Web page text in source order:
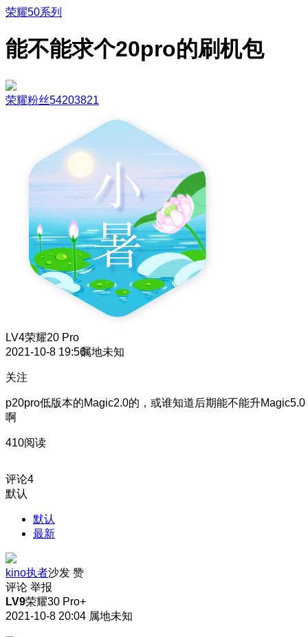
荣耀50系列
能不能求个20pro的刷机包
荣耀粉丝54203821
LV4荣耀20 Pro
2021-10-8 19:56属地未知
关注
p20pro低版本的Magic2.0的，或谁知道后期能不能升Magic5.0
啊
410阅读
评论4
默认
默认
最新
kino执者沙发 赞
评论 举报
LV9荣耀30 Pro+
2021-10-8 20:04 属地未知